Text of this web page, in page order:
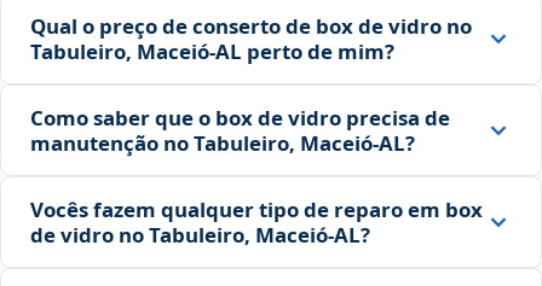
Qual o preço de conserto de box de vidro no
Tabuleiro, Maceió‑AL perto de mim?
Como saber que o box de vidro precisa de
manutenção no Tabuleiro, Maceió‑AL?
Vocês fazem qualquer tipo de reparo em box
de vidro no Tabuleiro, Maceió‑AL?